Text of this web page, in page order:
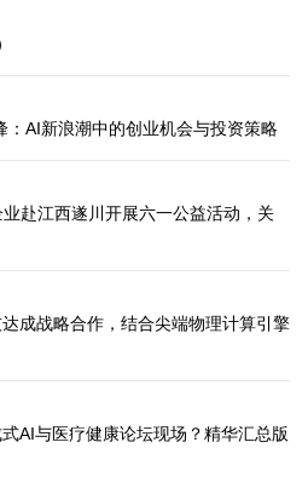
：AI新浪潮中的创业机会与投资策略
赴江西遂川开展六一公益活动，关
成战略合作，结合尖端物理计算引擎
AI与医疗健康论坛现场？精华汇总版